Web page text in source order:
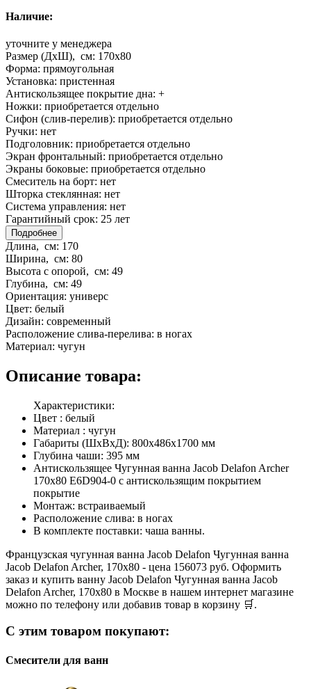
Наличие:
уточните у менеджера
Размер (ДхШ), см: 170x80
Форма: прямоугольная
Установка: пристенная
Антискользящее покрытие дна: +
Ножки: приобретается отдельно
Сифон (слив-перелив): приобретается отдельно
Ручки: нет
Подголовник: приобретается отдельно
Экран фронтальный: приобретается отдельно
Экраны боковые: приобретается отдельно
Смеситель на борт: нет
Шторка стеклянная: нет
Система управления: нет
Гарантийный срок: 25 лет
Подробнее
Длина, см: 170
Ширина, см: 80
Высота с опорой, см: 49
Глубина, см: 49
Ориентация: универс
Цвет: белый
Дизайн: современный
Расположение слива-перелива: в ногах
Материал: чугун
Описание товара:
Характеристики:
Цвет : белый
Материал : чугун
Габариты (ШхВхД): 800х486х1700 мм
Глубина чаши: 395 мм
Антискользящее Чугунная ванна Jacob Delafon Archer
170x80 E6D904-0 с антискользящим покрытием
покрытие
Монтаж: встраиваемый
Расположение слива: в ногах
В комплекте поставки: чаша ванны.
Французская чугунная ванна Jacob Delafon Чугунная ванна
Jacob Delafon Archer, 170x80 - цена 156073 руб. Оформить
заказ и купить ванну Jacob Delafon Чугунная ванна Jacob
Delafon Archer, 170x80 в Москве в нашем интернет магазине
можно по телефону или добавив товар в корзину 🛒.
С этим товаром покупают:
Смесители для ванн